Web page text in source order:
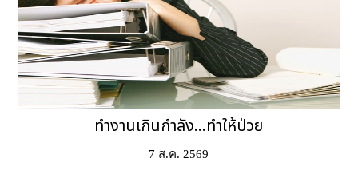
ทำงานเกินกำลัง...ทำให้ป่วย
7 ส.ค. 2569